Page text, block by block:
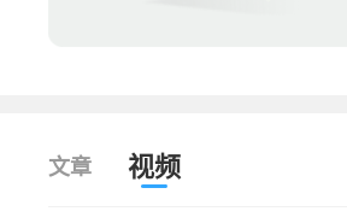
文章 视频